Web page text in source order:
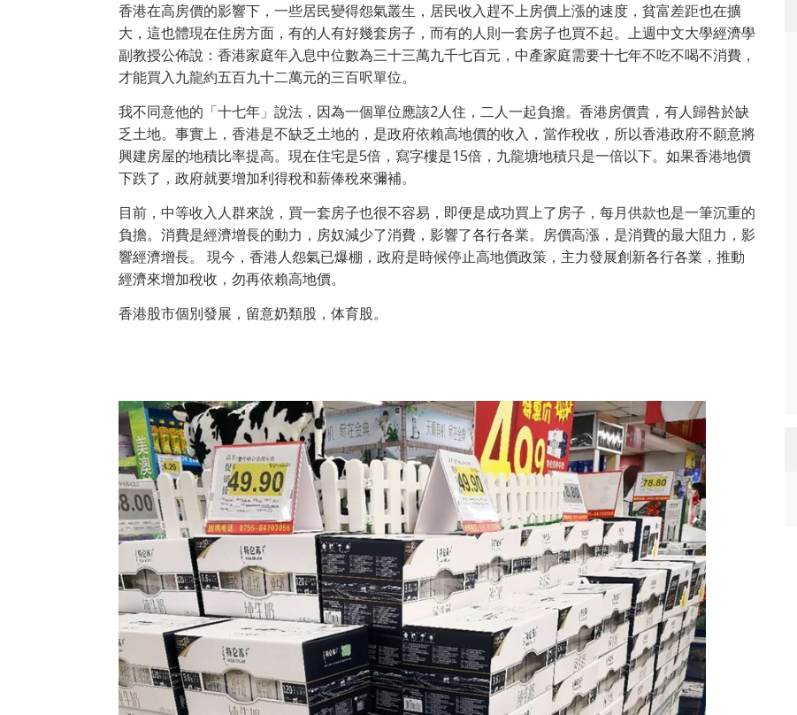
香港在高房價的影響下，一些居民變得怨氣叢生，居民收入趕不上房價上漲的速度，貧富差距也在擴
大，這也體現在住房方面，有的人有好幾套房子，而有的人則一套房子也買不起。上週中文大學經濟學
副教授公佈說：香港家庭年入息中位數為三十三萬九千七百元，中產家庭需要十七年不吃不喝不消費，
才能買入九龍約五百九十二萬元的三百呎單位。
我不同意他的「十七年」說法，因為一個單位應該2人住，二人一起負擔。香港房價貴，有人歸咎於缺
乏土地。事實上，香港是不缺乏土地的，是政府依賴高地價的收入，當作稅收，所以香港政府不願意將
興建房屋的地積比率提高。現在住宅是5倍，寫字樓是15倍，九龍塘地積只是一倍以下。如果香港地價
下跌了，政府就要增加利得稅和薪俸稅來彌補。
目前，中等收入人群來說，買一套房子也很不容易，即便是成功買上了房子，每月供款也是一筆沉重的
負擔。消費是經濟增長的動力，房奴減少了消費，影響了各行各業。房價高漲，是消費的最大阻力，影
響經濟增長。 現今，香港人怨氣已爆棚，政府是時候停止高地價政策，主力發展創新各行各業，推動
經濟來增加稅收，勿再依賴高地價。
香港股市個別發展，留意奶類股，体育股。